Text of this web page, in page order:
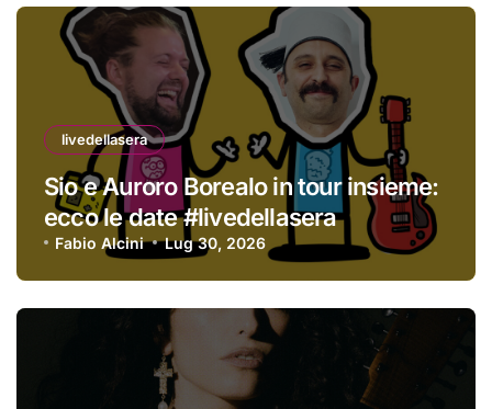
livedellasera
Sio e Auroro Borealo in tour insieme:
ecco le date #livedellasera
Fabio Alcini Lug 30, 2026